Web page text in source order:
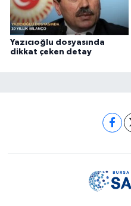
Yazıcıoğlu dosyasında
dikkat çeken detay